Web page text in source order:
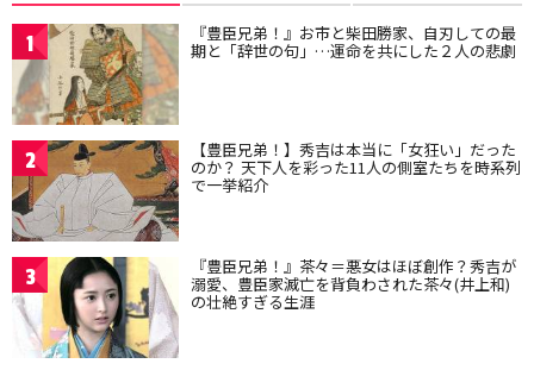
1 『豊臣兄弟！』お市と柴田勝家、自刃しての最
期と「辞世の句」…運命を共にした２人の悲劇
2 【豊臣兄弟！】秀吉は本当に「女狂い」だった
のか？ 天下人を彩った11人の側室たちを時系列
で一挙紹介
3 『豊臣兄弟！』茶々＝悪女はほぼ創作？秀吉が
溺愛、豊臣家滅亡を背負わされた茶々(井上和)
の壮絶すぎる生涯